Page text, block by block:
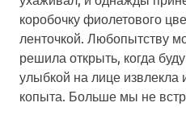
коробочку фиолетового
ленточкой. Любопытству
решила открыть, когда
улыбкой на лице извлекла
копыта. Больше мы не